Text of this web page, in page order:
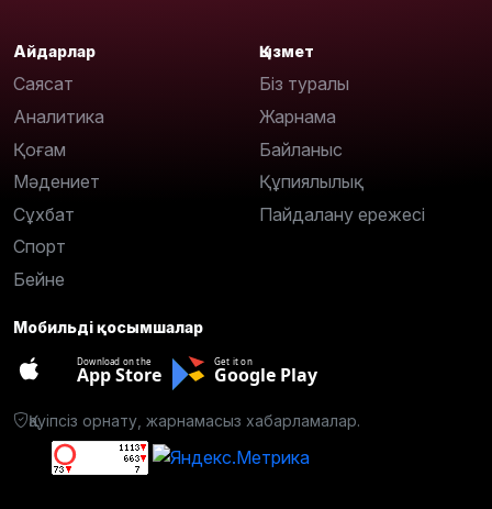
Айдарлар
Саясат
Аналитика
Қоғам
Мәдениет
Сұхбат
Спорт
Бейне
Қызмет
Біз туралы
Жарнама
Байланыс
Құпиялылық
Пайдалану ережесі
Мобильді қосымшалар
Download on the
App Store
Get it on
Google Play
Қауіпсіз орнату, жарнамасыз хабарламалар.